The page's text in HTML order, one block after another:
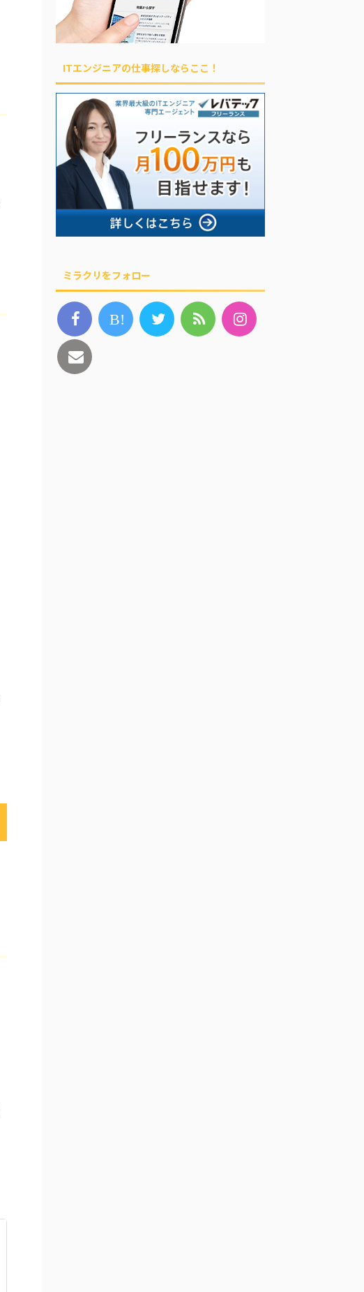
ITエンジニアの仕事探しならここ！
ミラクリをフォロー
B!